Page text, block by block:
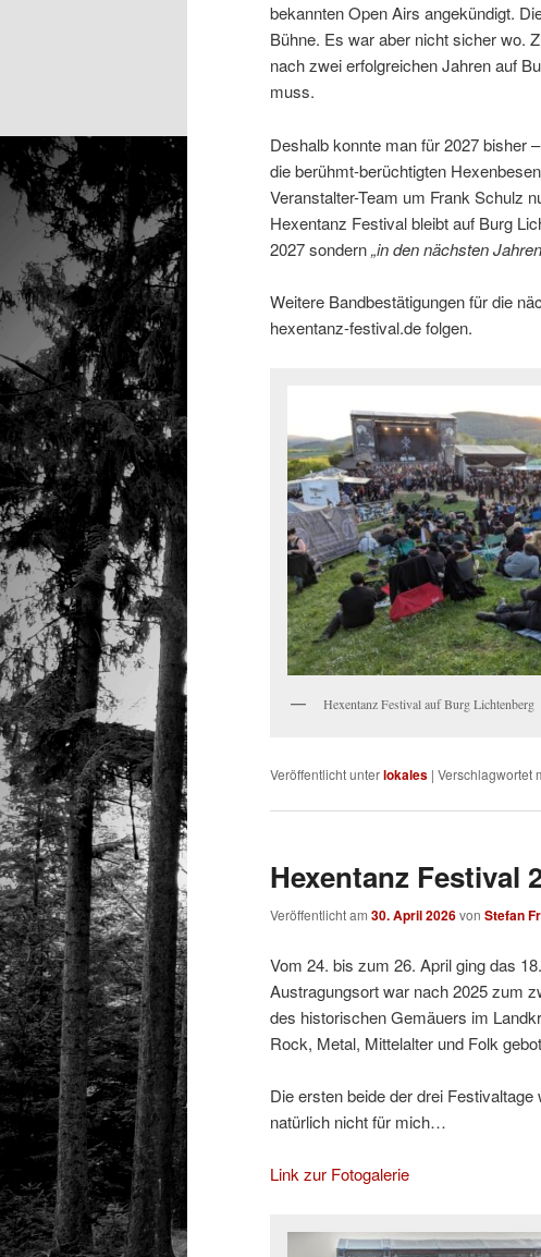
bekannten Open Airs angekündigt.
Bühne. Es war aber nicht sicher wo.
nach zwei erfolgreichen Jahren auf
muss.
Deshalb konnte man für 2027 bisher
die berühmt-berüchtigten
Veranstalter-Team um Frank Schulz
Hexentanz Festival bleibt auf Burg
2027 sondern„in den nächsten
Weitere Bandbestätigungen für die
hexentanz-festival.de folgen.
Hexentanz Festival auf Burg Lichtenberg
Veröffentlicht unterlokales | Verschlagwortet
Hexentanz Festival
Veröffentlicht am 30. April 2026von Stefan
Vom 24. bis zum 26. April ging das
Austragungsort war nach 2025 zum
des historischen Gemäuers im
Rock, Metal, Mittelalter und Folk
Die ersten beide der drei
natürlich nicht für mich…
Link zur Fotogalerie